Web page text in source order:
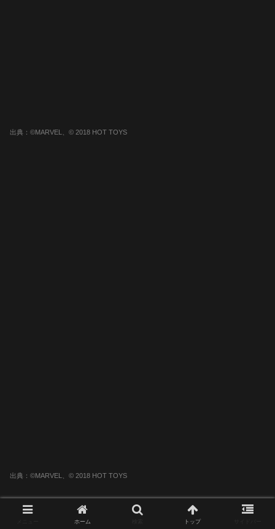
出典：©MARVEL、© 2018 HOT TOYS
出典：©MARVEL、© 2018 HOT TOYS
ホーム トップ